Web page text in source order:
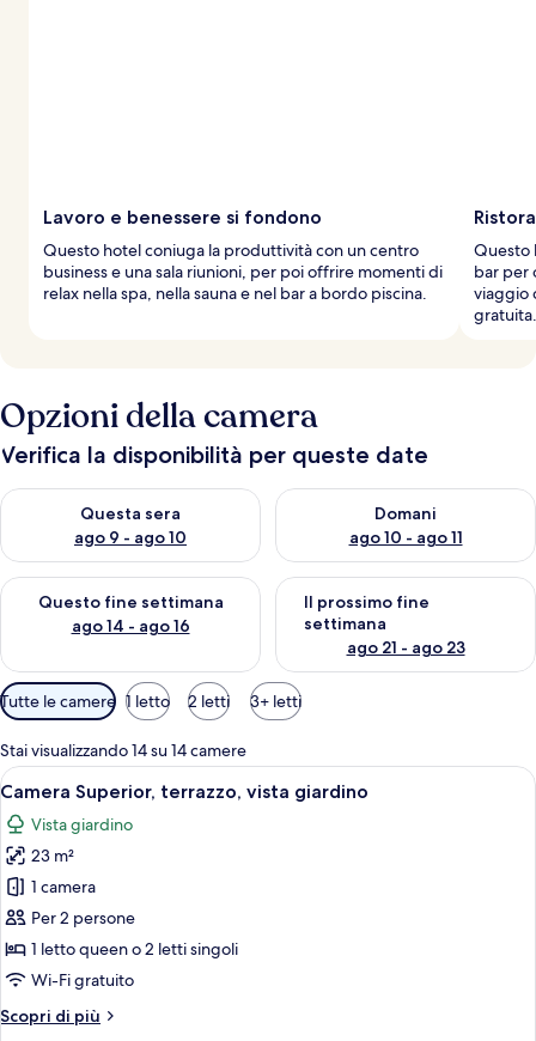
Lavoro e benessere si fondono
Questo hotel coniuga la produttività con un centro
business e una sala riunioni, per poi offrire momenti di
relax nella spa, nella sauna e nel bar a bordo piscina.
Questo
bar per
viaggio
gratuita.
Opzioni della camera
Verifica la disponibilità per queste date
Questa sera
ago 9 - ago 10
Verifica la disponibilità per questa sera, ago 9 - ago 10
Domani
ago 10 - ago 11
Verifica la disponibilità per
Questo fine settimana
ago 14 - ago 16
Verifica la disponibilità per questo fine settimana, ago 14 -
Il prossimo fine
settimana
ago 21 - ago 23
Verifica la disponibilità per il
Filtri
disponibili
per
le
camere
Tutte le camere 1 letto 2 letti 3+ letti
Stai visualizzando 14 su 14 camere
Apri
tutte
le
foto
per
Camera
Superior,
terrazzo,
giardino
Una camera d'albergo con un letto,
8
Camera Superior, terrazzo, vista giardino
Vista giardino
23 m²
1 camera
Per 2 persone
1 letto queen o 2 letti singoli
Wi-Fi gratuito
Scopri di più
Altri